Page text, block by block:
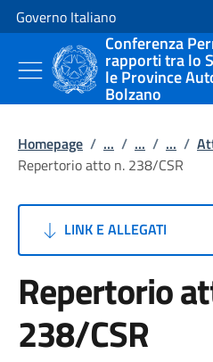
Vai al contenuto
Vai alla navigazione del sito
Governo Italiano
Conferenza
rapporti tra lo
le Province
Bolzano
Homepage / ... / ... / ... /
Repertorio atto n. 238/CSR
LINK E ALLEGATI
Repertorio
238/CSR